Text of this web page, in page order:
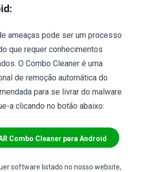
ameaças pode ser um processo
que requer conhecimentos
O Combo Cleaner é uma
de remoção automática do
para se livrar do malware
a clicando no botão abaixo:
Combo Cleaner para Android
software listado no nosso website,